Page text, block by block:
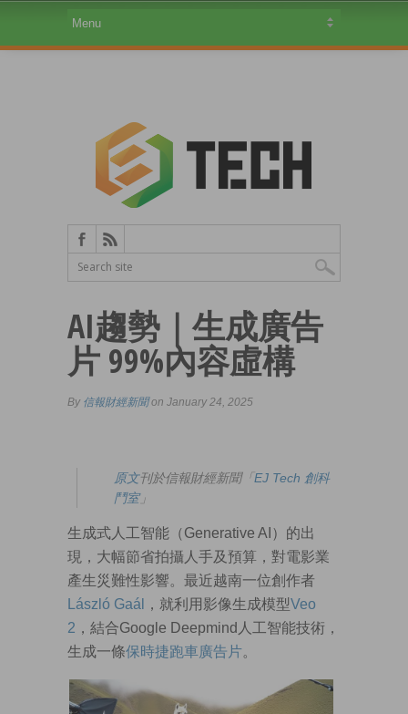
AI趨勢｜生成廣告
片 99%內容虛構
By 信報財經新聞on January 24, 2025
原文刊於信報財經新聞「EJ Tech 創科
鬥室」
生成式人工智能（Generative AI）的出
現，大幅節省拍攝人手及預算，對電影業
產生災難性影響。最近越南一位創作者
László Gaál
，就利用影像生成模型Veo
2 ，結合Google Deepmind人工智能技術，
生成一條保時捷跑車廣告片。